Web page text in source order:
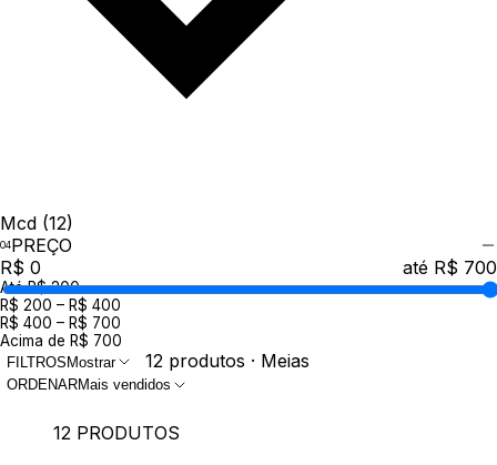
Mcd (12)
PREÇO
R$ 0
até R$ 700
Até R$ 200
R$ 200 – R$ 400
R$ 400 – R$ 700
Acima de R$ 700
FILTROS Mostrar 12 produtos · Meias
ORDENARMais vendidos
12 PRODUTOS